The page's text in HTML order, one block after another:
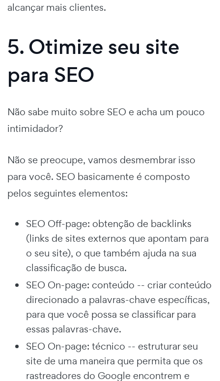
alcançar mais clientes.
5. Otimize seu site
para SEO
Não sabe muito sobre SEO e acha um pouco
intimidador?
Não se preocupe, vamos desmembrar isso
para você. SEO basicamente é composto
pelos seguintes elementos:
SEO Off-page: obtenção de backlinks
(links de sites externos que apontam para
o seu site), o que também ajuda na sua
classificação de busca.
SEO On-page: conteúdo -- criar conteúdo
direcionado a palavras-chave específicas,
para que você possa se classificar para
essas palavras-chave.
SEO On-page: técnico -- estruturar seu
site de uma maneira que permita que os
rastreadores do Google encontrem e